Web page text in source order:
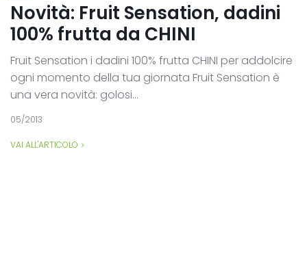
Novità: Fruit Sensation, dadini
100% frutta da CHINI
Fruit Sensation i dadini 100% frutta CHINI per addolcire
ogni momento della tua giornata Fruit Sensation è
una vera novità: golosi...
05/2013
VAI ALL'ARTICOLO